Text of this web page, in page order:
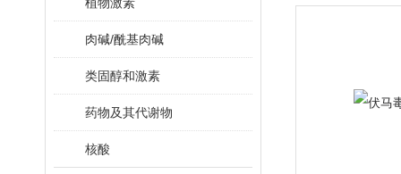
肉碱/酰基肉碱
类固醇和激素
药物及其代谢物
核酸